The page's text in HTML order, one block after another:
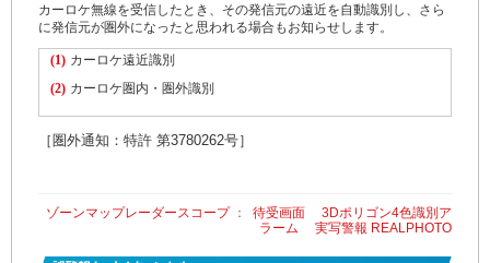
カーロケ無線を受信したとき、その発信元の遠近を自動識別し、さら
に発信元が圏外になったと思われる場合もお知らせします。
(1) カーロケ遠近識別
(2) カーロケ圏内・圏外識別
［圏外通知：特許 第3780262号］
ゾーンマップレーダースコープ： 待受画面
3Dポリゴン4色識別ア
ラーム
実写警報 REALPHOTO